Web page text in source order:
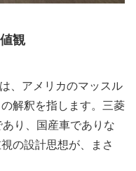
観
、アメリカのマッスル
解釈を指します。三菱
り、国産車でありな
の設計思想が、まさ